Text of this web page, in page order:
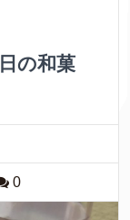
の和菓
0